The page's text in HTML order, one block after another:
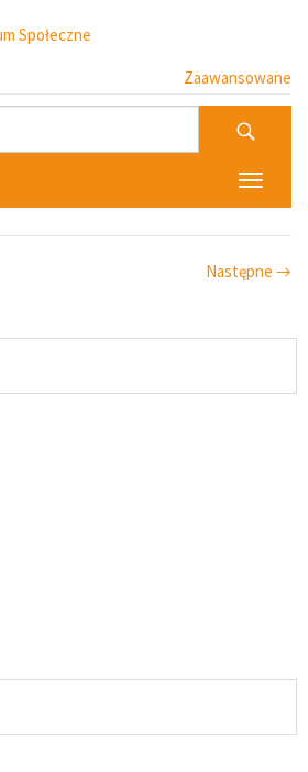
Zaawansowane
Toggle
Następne →